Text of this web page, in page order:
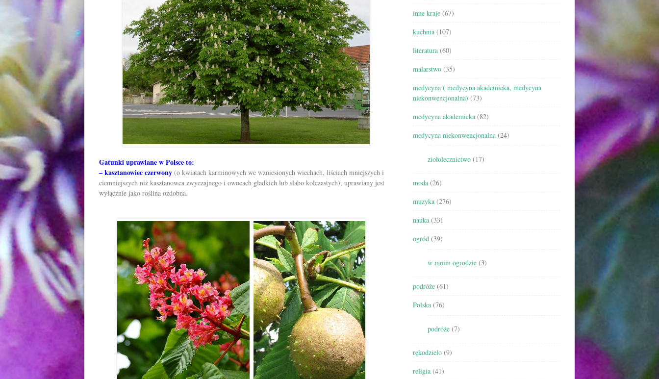
Gatunki uprawiane w Polsce to:
– kasztanowiec czerwony (o kwiatach karminowych we wzniesionych wiechach, liściach mniejszych i
ciemniejszych niż kasztanowca zwyczajnego i owocach gładkich lub słabo kolczastych), uprawiany jest
wyłącznie jako roślina ozdobna.
inne kraje (67)
kuchnia (107)
literatura (60)
malarstwo (35)
medycyna ( medycyna akademicka, medycyna
niekonwencjonalna) (73)
medycyna akademicka (82)
medycyna niekonwencjonalna (24)
ziołolecznictwo (17)
moda (26)
muzyka (276)
nauka (33)
ogród (39)
w moim ogrodzie (3)
podróże (61)
Polska (76)
podróże (7)
rękodzieło (9)
religia (41)